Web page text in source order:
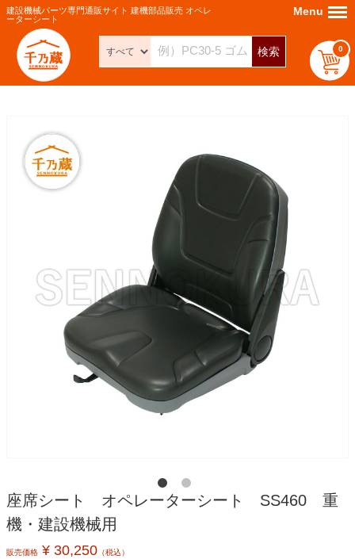
建設機械パーツ専門通販サイト 建機部品販売 オペレ
ーターシート
検索 0
Menu Menu
座席シート オペレーターシート SS460 重
機・建設機械用
販売価格 ¥ 30,250 （税込）